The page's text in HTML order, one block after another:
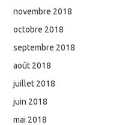
novembre 2018
octobre 2018
septembre 2018
août 2018
juillet 2018
juin 2018
mai 2018